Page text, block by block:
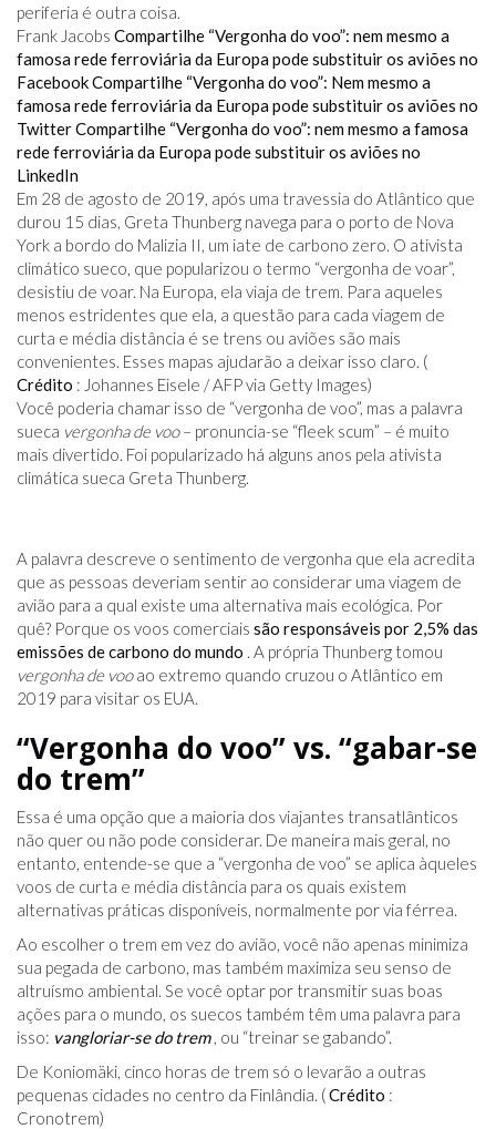
periferia é outra coisa.
Frank Jacobs Compartilhe “Vergonha do voo”: nem mesmo a
famosa rede ferroviária da Europa pode substituir os aviões no
FacebookCompartilhe “Vergonha do voo”: Nem mesmo a
famosa rede ferroviária da Europa pode substituir os aviões no
TwitterCompartilhe “Vergonha do voo”: nem mesmo a famosa
rede ferroviária da Europa pode substituir os aviões no
LinkedIn
Em 28 de agosto de 2019, após uma travessia do Atlântico que
durou 15 dias, Greta Thunberg navega para o porto de Nova
York a bordo do Malizia II, um iate de carbono zero. O ativista
climático sueco, que popularizou o termo “vergonha de voar”,
desistiu de voar. Na Europa, ela viaja de trem. Para aqueles
menos estridentes que ela, a questão para cada viagem de
curta e média distância é se trens ou aviões são mais
convenientes. Esses mapas ajudarão a deixar isso claro. (
Crédito : Johannes Eisele / AFP via Getty Images)
Você poderia chamar isso de “vergonha de voo”, mas a palavra
sueca vergonha de voo– pronuncia-se “fleek scum” – é muito
mais divertido. Foi popularizado há alguns anos pela ativista
climática sueca Greta Thunberg.
A palavra descreve o sentimento de vergonha que ela acredita
que as pessoas deveriam sentir ao considerar uma viagem de
avião para a qual existe uma alternativa mais ecológica. Por
quê? Porque os voos comerciais são responsáveis ​​por 2,5% das
emissões de carbono do mundo . A própria Thunberg tomou
vergonha de vooao extremo quando cruzou o Atlântico em
2019 para visitar os EUA.
“Vergonha do voo” vs. “gabar-se
do trem”
Essa é uma opção que a maioria dos viajantes transatlânticos
não quer ou não pode considerar. De maneira mais geral, no
entanto, entende-se que a “vergonha de voo” se aplica àqueles
voos de curta e média distância para os quais existem
alternativas práticas disponíveis, normalmente por via férrea.
Ao escolher o trem em vez do avião, você não apenas minimiza
sua pegada de carbono, mas também maximiza seu senso de
altruísmo ambiental. Se você optar por transmitir suas boas
ações para o mundo, os suecos também têm uma palavra para
isso: vangloriar-se do trem , ou “treinar se gabando”.
De Koniomäki, cinco horas de trem só o levarão a outras
pequenas cidades no centro da Finlândia. (Crédito :
Cronotrem)